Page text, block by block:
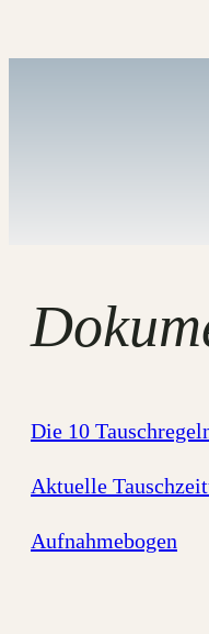
Inhalt
Die 10
Aktuelle
Aufnahmebogen